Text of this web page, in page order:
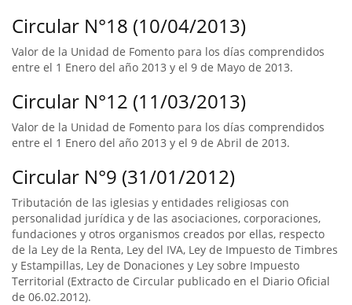
Circular N°18 (10/04/2013)
Valor de la Unidad de Fomento para los días comprendidos
entre el 1 Enero del año 2013 y el 9 de Mayo de 2013.
Circular N°12 (11/03/2013)
Valor de la Unidad de Fomento para los días comprendidos
entre el 1 Enero del año 2013 y el 9 de Abril de 2013.
Circular N°9 (31/01/2012)
Tributación de las iglesias y entidades religiosas con
personalidad jurídica y de las asociaciones, corporaciones,
fundaciones y otros organismos creados por ellas, respecto
de la Ley de la Renta, Ley del IVA, Ley de Impuesto de Timbres
y Estampillas, Ley de Donaciones y Ley sobre Impuesto
Territorial (Extracto de Circular publicado en el Diario Oficial
de 06.02.2012).